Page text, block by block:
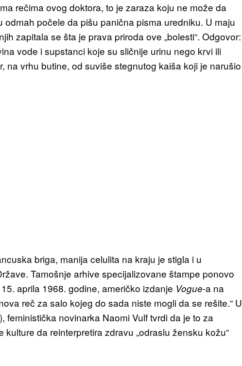
rečima ovog doktora, to je zaraza koju ne može da
počele da pišu panična pisma uredniku. U maju
zapitala se šta je prava priroda ove „bolesti“. Odgovor:
vode i supstanci koje su sličnije urinu nego krvi ili
vrhu butine, od suviše stegnutog kaiša koji je narušio
briga, manija celulita na kraju je stigla i u
Tamošnje arhive specijalizovane štampe ponovo
aprila 1968. godine, američko izdanje Vogue-a na
reč za salo kojeg do sada niste mogli da se rešite.“ U
feministička novinarka Naomi Vulf tvrdi da je to za
da reinterpretira zdravu „odraslu žensku kožu“